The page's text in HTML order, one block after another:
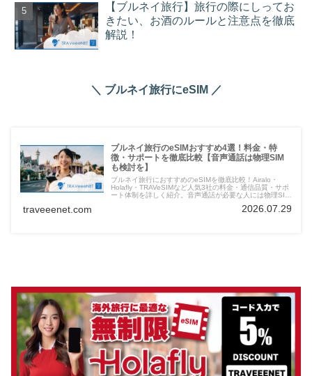
【ブルネイ旅行】旅行の際にしってお
きたい、お酒のルールと注意点を徹底
解説！
＼ ブルネイ旅行にeSIM ／
ブルネイ旅行のeSIMおすすめ4選！料金・特
徴・サポートを徹底比較【音声通話は物理SIM
も検討を】
ブルネイ旅行におすすめのeSIMを徹底比較！Airalo・
Holafly・TRAVeSIMなど人気3社の料金・通信品質・サポ
ート体制を詳しく紹介。音声通話が必要な人には物理SIM
traveeenet.com 2026.07.29